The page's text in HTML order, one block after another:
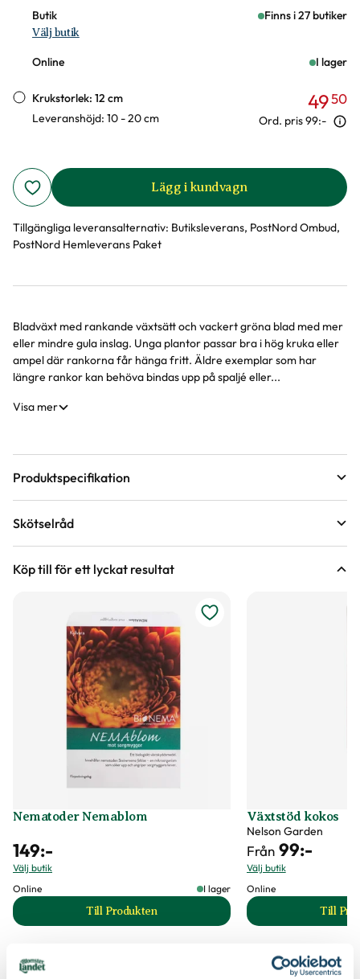
Butik
Finns i 27 butiker
Välj butik
Online I lager
Krukstorlek: 12 cm
Leveranshöjd: 10 - 20 cm
4950
Ord. pris99:-
Lägg i kundvagn
Tillgängliga leveransalternativ: Butiksleverans, PostNord Ombud,
PostNord Hemleverans Paket
Produktinformation
Bladväxt med rankande växtsätt och vackert gröna blad med mer
eller mindre gula inslag. Unga plantor passar bra i hög kruka eller
ampel där rankorna får hänga fritt. Äldre exemplar som har
längre rankor kan behöva bindas upp på spaljé eller...
Visa mer
Produktspecifikation
Krukstorlek
Hur vi mäter leveranshöjd på växter
Grön, Gul
Utmärkande egenskaper Lättskött
Certifiering MPS Vad betyder märkningen?
Sällskapsöarna i Stilla havet
Skötselråd
Läge Halvskugga till skugga, Sol till halvskugga
Behöver regelbunden vattning
Krukväxtnäring för gröna växter
Jordprodukter Blomjord
Köp till för ett lyckat resultat
Nematoder Nemablom
149:-
Välj butik
Online
I lager
Till Produkten
till Nematoder Nemablom produktsida
Växtstöd kokos
Nelson Garden
Från 99:-
Välj butik
Online
Till